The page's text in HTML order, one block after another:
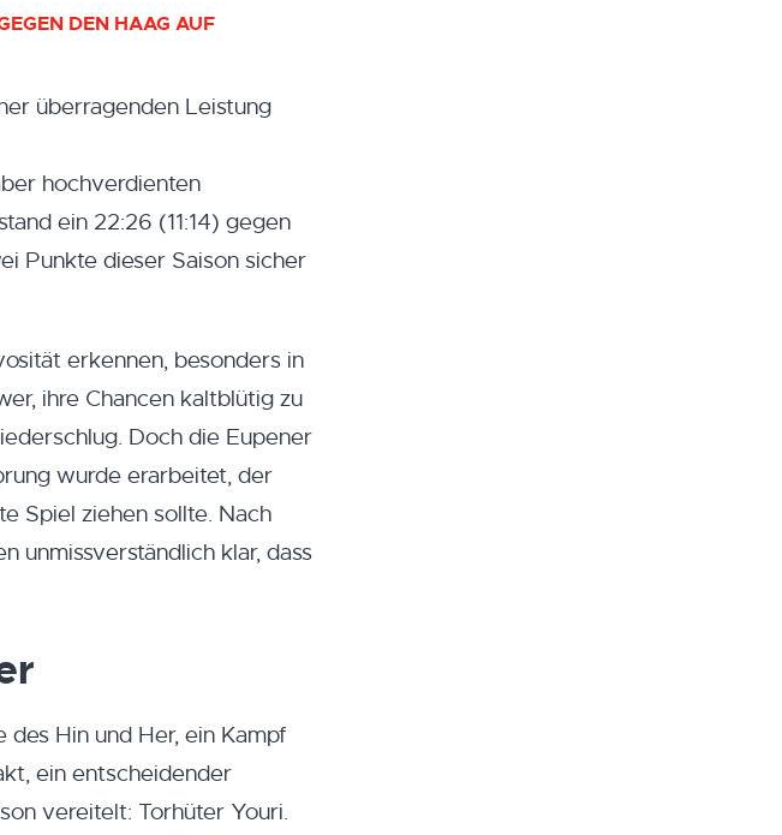
DEN HAAG AUF
überragenden Leistung
hochverdienten
ein 22:26 (11:14) gegen
Punkte dieser Saison sicher
erkennen, besonders in
ihre Chancen kaltblütig zu
Doch die Eupener
wurde erarbeitet, der
Spiel ziehen sollte. Nach
unmissverständlich klar, dass
Hin und Her, ein Kampf
ein entscheidender
vereitelt: Torhüter Youri.